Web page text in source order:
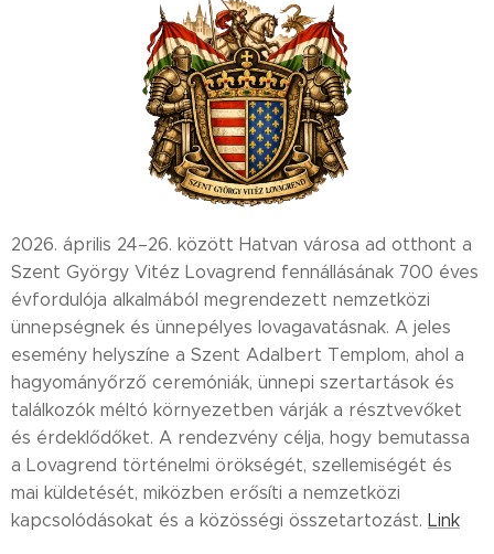
2026. április 24–26. között Hatvan városa ad otthont a
Szent György Vitéz Lovagrend fennállásának 700 éves
évfordulója alkalmából megrendezett nemzetközi
ünnepségnek és ünnepélyes lovagavatásnak. A jeles
esemény helyszíne a Szent Adalbert Templom, ahol a
hagyományőrző ceremóniák, ünnepi szertartások és
találkozók méltó környezetben várják a résztvevőket
és érdeklődőket. A rendezvény célja, hogy bemutassa
a Lovagrend történelmi örökségét, szellemiségét és
mai küldetését, miközben erősíti a nemzetközi
kapcsolódásokat és a közösségi összetartozást. Link